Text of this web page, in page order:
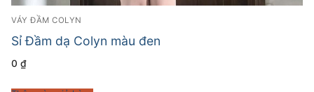
VÁY ĐẦM COLYN
Sỉ Đầm dạ Colyn màu đen
0 ₫